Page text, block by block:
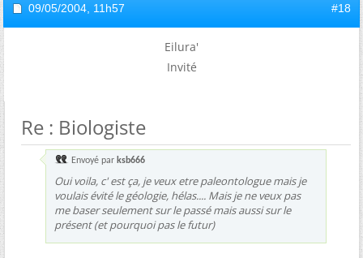
09/05/2004, 11h57 #18
Eilura'
Invité
Re : Biologiste
Envoyé par ksb666
Oui voila, c' est ça, je veux etre paleontologue mais je
voulais évité le géologie, hélas.... Mais je ne veux pas
me baser seulement sur le passé mais aussi sur le
présent (et pourquoi pas le futur)